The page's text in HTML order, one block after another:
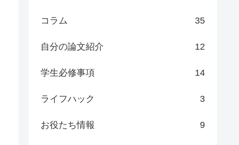
コラム 35
自分の論文紹介 12
学生必修事項 14
ライフハック 3
お役たち情報 9